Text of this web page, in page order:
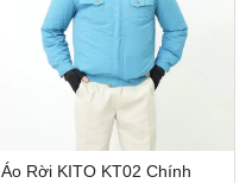
Áo Rời KITO KT02 Chính